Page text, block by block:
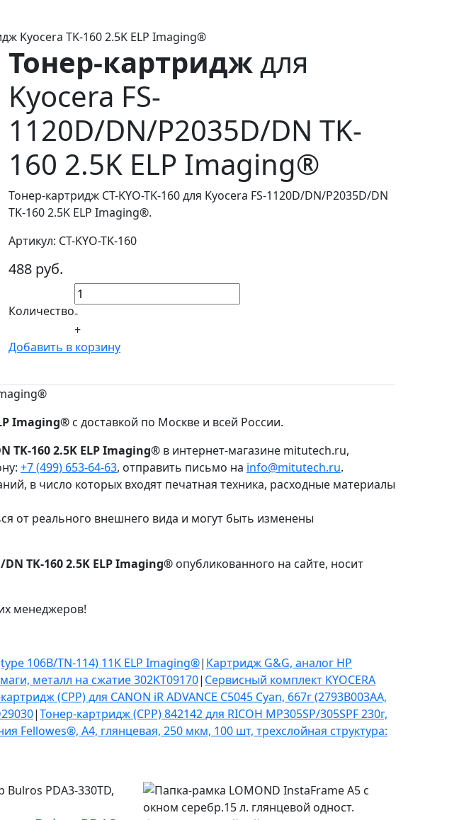
Kyocera TK-160 2.5K ELP Imaging®
Тонер-картридждля
Kyocera FS-
1120D/DN/P2035D/DN TK-
160 2.5K ELP Imaging®
Тонер-картридж CT-KYO-TK-160 для Kyocera FS-1120D/DN/P2035D/DN
TK-160 2.5K ELP Imaging®.
Артикул: CT-KYO-TK-160
488 руб.
Количество-
+
Добавить в корзину
Imaging® с доставкой по Москве и всей России.
TK-160 2.5K ELP Imaging® в интернет-магазине mitutech.ru,
+7 (499) 653-64-63, отправить письмо на info@mitutech.ru.
в число которых входят печатная техника, расходные материалы
от реального внешнего вида и могут быть изменены
TK-160 2.5K ELP Imaging® опубликованного на сайте, носит
менеджеров!
106B/TN-114) 11K ELP Imaging®| Картридж G&G, аналог HP
металл на сжатие 302KT09170| Сервисный комплект KYOCERA
(CPP) для CANON iR ADVANCE C5045 Cyan, 667г (2793B003AA,
|Тонер-картридж (CPP) 842142 для RICOH MP305SP/305SPF 230г,
Fellowes®, A4, глянцевая, 250 мкм, 100 шт, трехслойная структура: